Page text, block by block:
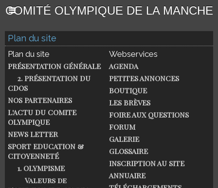
COMITÉ OLYMPIQUE DE LA MANCHE
Plan du site
Plan du site
PRÉSENTATION GÉNÉRALE
2. PRÉSENTATION DU
CDOS
NOS PARTENAIRES
L'ACTU DU COMITE
OLYMPIQUE
NEWS LETTER
SPORT EDUCATION &
CITOYENNETÉ
1. OLYMPISME
Valeurs de
Webservices
AGENDA
PETITES ANNONCES
BOUTIQUE
LES BRÈVES
FOIRE AUX QUESTIONS
FORUM
GALERIE
GLOSSAIRE
INSCRIPTION AU SITE
ANNUAIRE